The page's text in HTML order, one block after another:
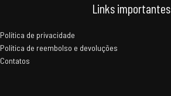
Links importantes
Política de privacidade
Política de reembolso e devoluções
Contatos